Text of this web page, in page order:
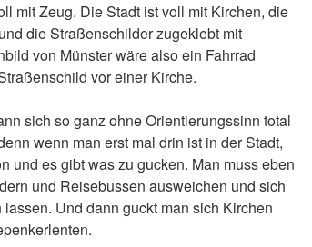
mit Zeug. Die Stadt ist voll mit Kirchen, die
die Straßenschilder zugeklebt mit
von Münster wäre also ein Fahrrad
vor einer Kirche.
sich so ganz ohne Orientierungssinn total
wenn man erst mal drin ist in der Stadt,
und es gibt was zu gucken. Man muss eben
und Reisebussen ausweichen und sich
Und dann guckt man sich Kirchen